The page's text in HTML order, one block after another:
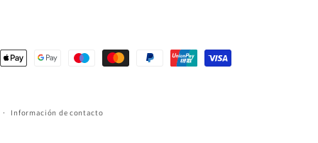
Información de contacto